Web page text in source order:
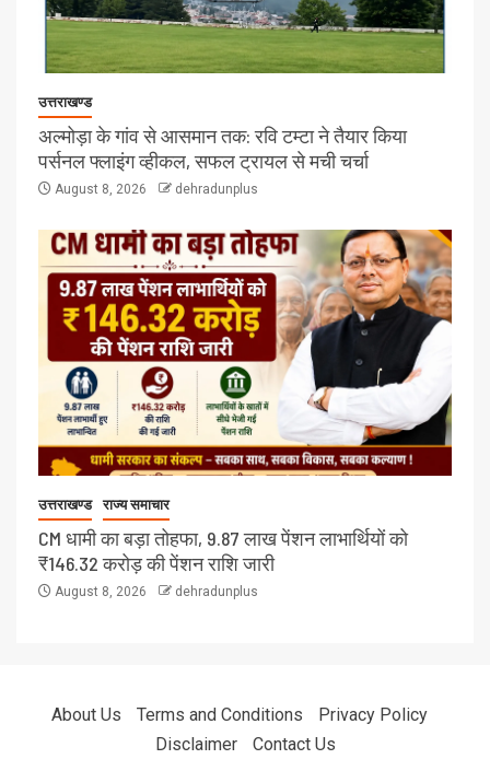
उत्तराखण्ड
अल्मोड़ा के गांव से आसमान तक: रवि टम्टा ने तैयार किया
पर्सनल फ्लाइंग व्हीकल, सफल ट्रायल से मची चर्चा
August 8, 2026 dehradunplus
उत्तराखण्ड राज्य समाचार
CM धामी का बड़ा तोहफा, 9.87 लाख पेंशन लाभार्थियों को
₹146.32 करोड़ की पेंशन राशि जारी
August 8, 2026 dehradunplus
About Us Terms and Conditions
Privacy Policy
Disclaimer
Contact Us